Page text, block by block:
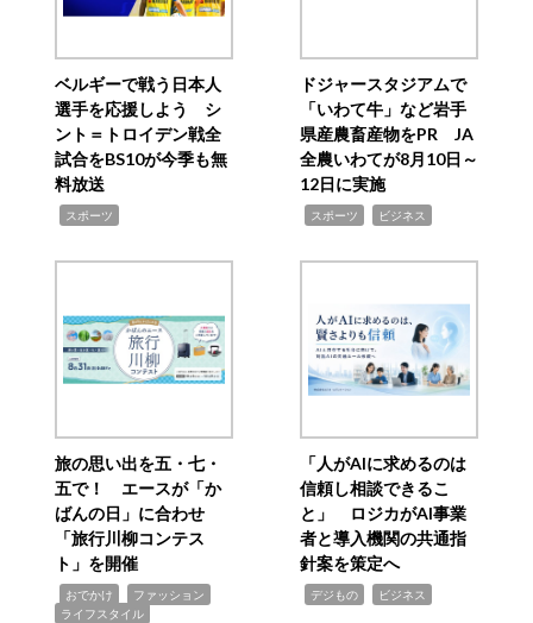
ベルギーで戦う日本人
選手を応援しよう シ
ント＝トロイデン戦全
試合をBS10が今季も無
料放送
スポーツ
ドジャースタジアムで
「いわて牛」など岩手
県産農畜産物をPR JA
全農いわてが8月10日～
12日に実施
スポーツ ビジネス
旅の思い出を五・七・
五で！ エースが「か
ばんの日」に合わせ
「旅行川柳コンテス
ト」を開催
おでかけ ファッション
ライフスタイル
「人がAIに求めるのは
信頼し相談できるこ
と」 ロジカがAI事業
者と導入機関の共通指
針案を策定へ
デジもの ビジネス